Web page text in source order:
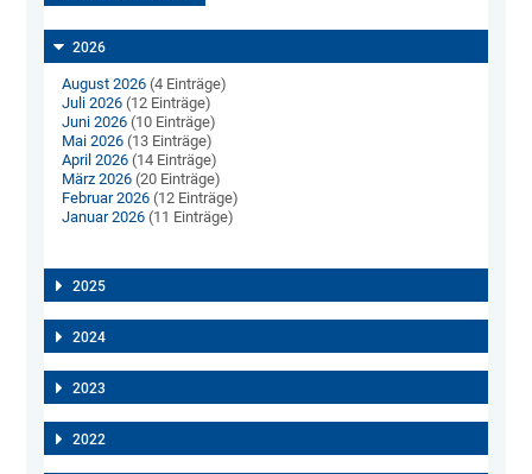
2026
August 2026 (4 Einträge)
Juli 2026 (12 Einträge)
Juni 2026 (10 Einträge)
Mai 2026 (13 Einträge)
April 2026 (14 Einträge)
März 2026 (20 Einträge)
Februar 2026 (12 Einträge)
Januar 2026 (11 Einträge)
2025
2024
2023
2022